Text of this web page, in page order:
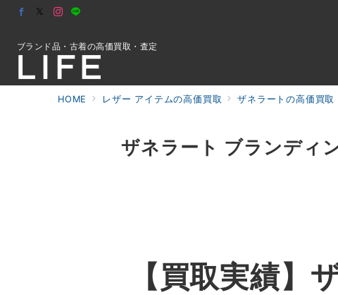
ブランド品・古着の高価買取・査定
HOME レザー アイテムの高価買取 ザネラートの高価買取
ザネラート ブランディ
【買取実績】